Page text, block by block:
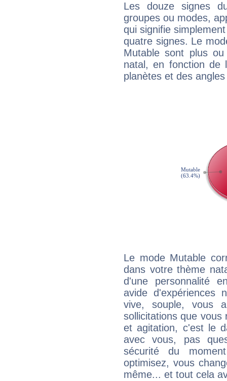
Les douze signes
groupes ou modes,
qui signifie
quatre signes. Le
Mutable sont plus
natal, en fonction de
planètes et des
Le mode Mutable
dans votre thème
d'une personnalité
avide d'expériences
vive, souple, vous
sollicitations que vous
et agitation, c'est le
avec vous, pas
sécurité du
optimisez, vous
même... et tout cela